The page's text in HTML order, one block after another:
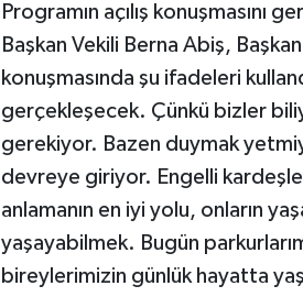
Programın açılış konuşmasını
Başkan Vekili Berna Abiş,
konuşmasında şu ifadeleri
gerçekleşecek. Çünkü bizler
gerekiyor. Bazen duymak
devreye giriyor. Engelli
anlamanın en iyi yolu, onların
yaşayabilmek. Bugün
bireylerimizin günlük hayatta